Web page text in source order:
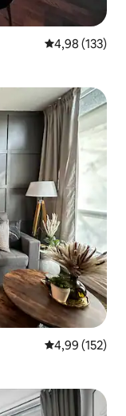
Prosječna
4,98 (133)
gosti”
Prosječna
4,99 (152)